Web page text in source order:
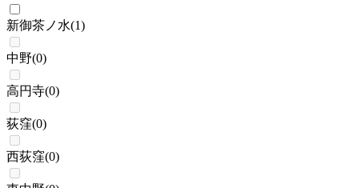
新御茶ノ水(1)
中野(0)
高円寺(0)
荻窪(0)
西荻窪(0)